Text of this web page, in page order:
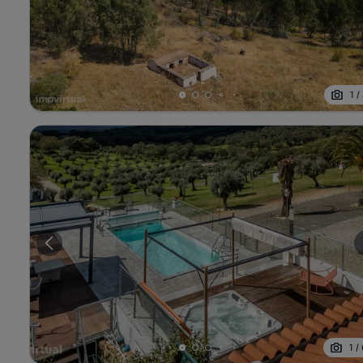
1 /
1 /